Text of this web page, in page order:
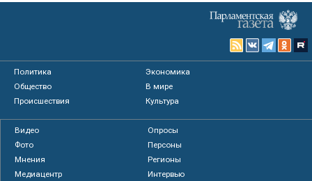
Политика
Экономика
Общество
В мире
Происшествия
Культура
Видео
Опросы
Фото
Персоны
Мнения
Регионы
Медиацентр
Интервью